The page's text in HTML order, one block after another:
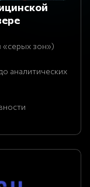
зон»)
аналитических